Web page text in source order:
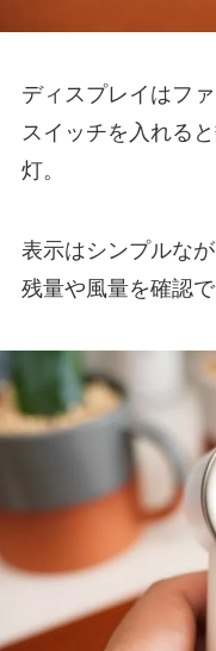
ディスプレイはフ
スイッチを入れる
灯。
表示はシンプルな
残量や風量を確認